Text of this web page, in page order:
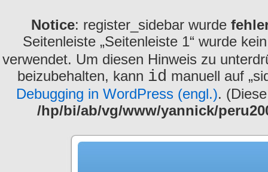
Notice: register_sidebar wurde
Seitenleiste „Seitenleiste 1“ wurde
verwendet. Um diesen Hinweis zu
beizubehalten, kann id manuell auf
Debugging in WordPress (engl.).
/hp/bi/ab/vg/www/yannick/